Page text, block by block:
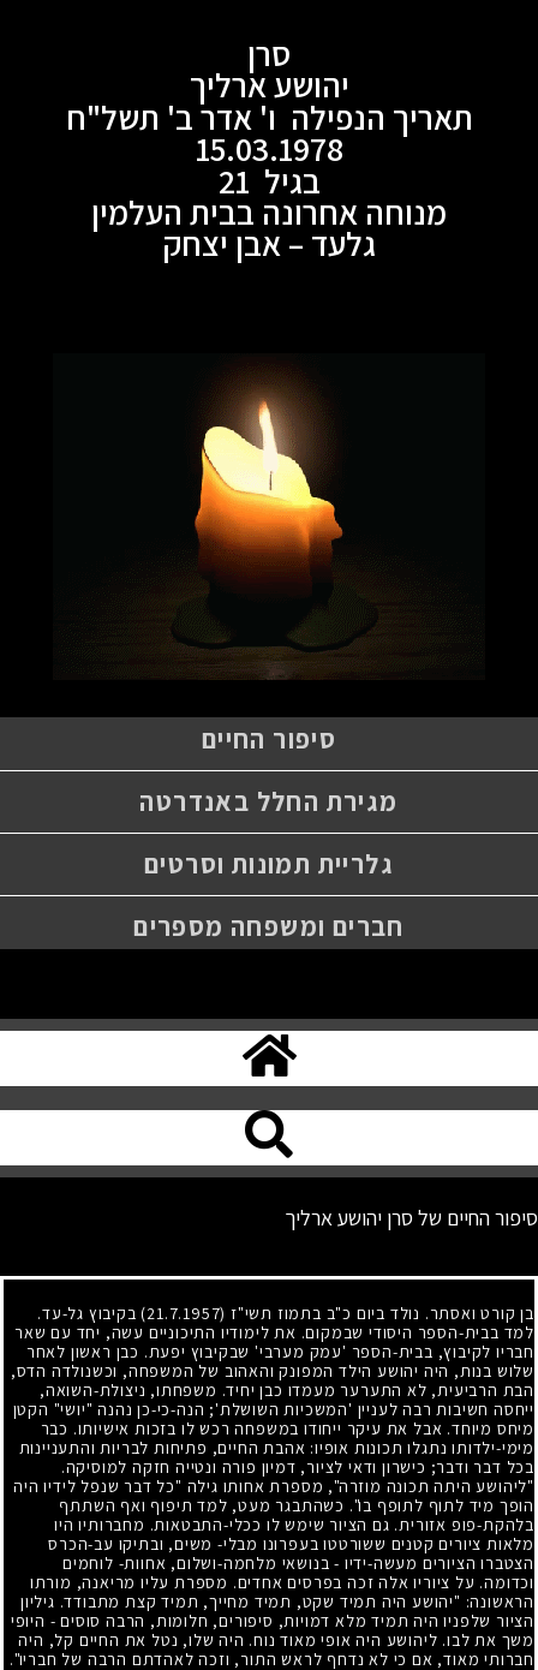
סרן
יהושע ארליך
תאריך הנפילה ו' אדר ב' תשל"ח
15.03.1978
בגיל 21
מנוחה אחרונה בבית העלמין
גלעד – אבן יצחק
סיפור החיים
מגירת החלל באנדרטה
גלריית תמונות וסרטים
חברים ומשפחה מספרים
סיפור החיים של סרן יהושע ארליך
בן קורט ואסתר. נולד ביום כ"ב בתמוז תשי"ז (21.7.1957)
בקיבוץ גל-עד.
למד בבית-הספר היסודי שבמקום. את לימודיו התיכוניים עשה, יחד עם שאר
חבריו לקיבוץ, בבית-הספר 'עמק מערבי' שבקיבוץ יפעת. כבן ראשון לאחר
שלוש בנות, היה יהושע הילד המפונק והאהוב של המשפחה, וכשנולדה הדס,
הבת הרביעית, לא התערער מעמדו כבן יחיד. משפחתו, ניצולת-השואה,
ייחסה חשיבות רבה לעניין 'המשכיות השושלת'; הנה-כי-כן נהנה "יושי" הקטן
מיחס מיוחד. אבל את עיקר ייחודו במשפחה רכש לו בזכות אישיותו. כבר
מימי-ילדותו נתגלו תכונות אופיו: אהבת החיים, פתיחות לבריות והתעניינות
בכל דבר ודבר; כישרון ודאי לציור, דמיון פורה ונטייה חזקה למוסיקה.
"ליהושע היתה תכונה מוזרה", מספרת אחותו גילה "כל דבר שנפל לידיו היה
הופך מיד לתוף לתופף בו". כשהתבגר מעט, למד תיפוף ואף השתתף
בלהקת-פופ אזורית. גם הציור שימש לו ככלי-התבטאות. מחברותיו היו
מלאות ציורים קטנים ששורטטו בעפרונו מבלי- משים, ובתיקו עב-הכרס
הצטברו הציורים מעשה-ידיו - בנושאי מלחמה-ושלום, אחוות- לוחמים
וכדומה. על ציוריו אלה זכה בפרסים אחדים. מספרת עליו מריאנה, מורתו
הראשונה: "יהושע היה תמיד שקט, תמיד מחייך, תמיד קצת מתבודד. גיליון
הציור שלפניו היה תמיד מלא דמויות, סיפורים, חלומות, הרבה סוסים - היופי
משך את לבו. ליהושע היה אופי מאוד נוח. היה שלו, נטל את החיים קל, היה
חברותי מאוד, אם כי לא נדחף לראש התור, וזכה לאהדתם הרבה של חבריו".